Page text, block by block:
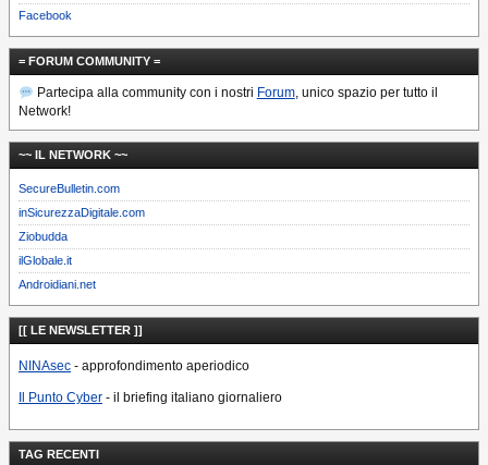
Facebook
= FORUM COMMUNITY =
Partecipa alla community con i nostri Forum, unico spazio per tutto il
Network!
~~ IL NETWORK ~~
SecureBulletin.com
inSicurezzaDigitale.com
Ziobudda
ilGlobale.it
Androidiani.net
[[ LE NEWSLETTER ]]
NINAsec - approfondimento aperiodico
Il Punto Cyber - il briefing italiano giornaliero
TAG RECENTI